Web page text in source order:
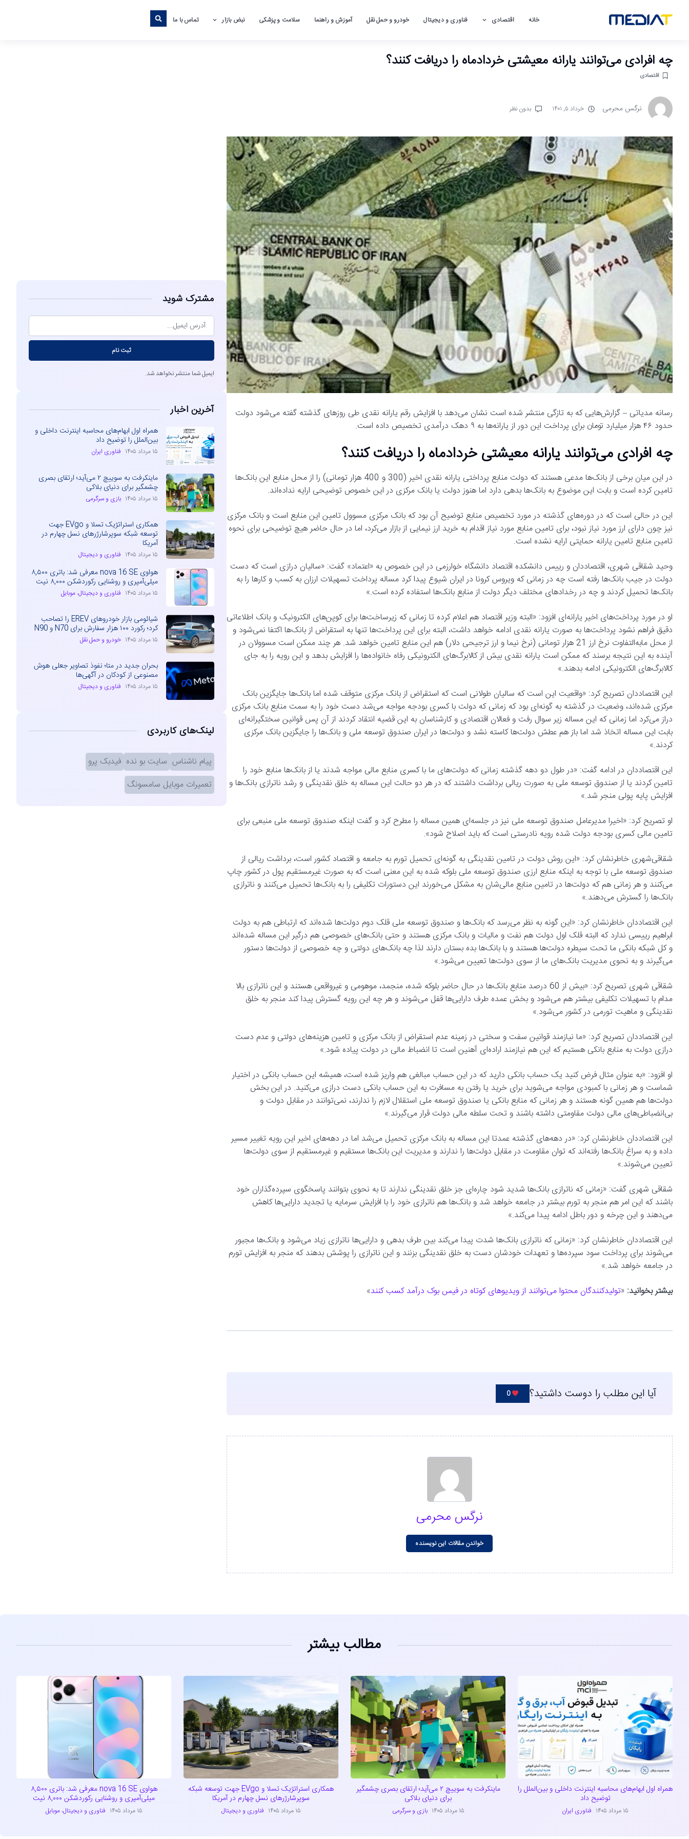
خانه اقتصادی فناوری و دیجیتال خودرو و حمل نقل آموزش و راهنما سلامت و پزشکی نبض بازار تماس با ما
چه افرادی می‌توانند یارانه معیشتی خردادماه را دریافت کنند؟
اقتصادی
نرگس محرمی خرداد ۵, ۱۴۰۱ بدون نظر
رسانه مدیاتی – گزارش‌هایی که به تازگی منتشر شده است نشان می‌دهد با افزایش رقم یارانه نقدی طی روزهای گذشته گفته می‌شود دولت
حدود ۴۶ هزار میلیارد تومان برای پرداخت این دور از یارانه‌ها به ۹ دهک درآمدی تخصیص داده است.
چه افرادی می‌توانند یارانه معیشتی خردادماه را دریافت کنند؟
در این میان برخی از بانک‌ها مدعی هستند که دولت منابع پرداختی یارانه نقدی اخیر (300 و 400 هزار تومانی) را از محل منابع این بانک‌ها
تامین کرده است و بابت این موضوع به بانک‌ها بدهی دارد اما هنوز دولت یا بانک مرکزی در این خصوص توضیحی ارایه نداده‌اند.
این در حالی است که در دوره‌های گذشته در مورد تخصیص منابع توضیح آن بود که بانک مرکزی مسوول تامین این منابع است و بانک مرکزی
نیز چون دارای ارز مورد نیاز نبود، برای تامین منابع مورد نیاز اقدام به خرید ارز نیمایی از بازار می‌کرد، اما در حال حاضر هیچ توضیحی برای نحوه
تامین منابع تامین یارانه حمایتی ارایه نشده است.
وحید شقاقی شهری، اقتصاددان و رییس دانشکده اقتصاد دانشگاه خوارزمی در این خصوص به «اعتماد» گفت: «سالیان درازی است که دست
دولت در جیب بانک‌ها رفته است چه در زمانی که ویروس کرونا در ایران شیوع پیدا کرد مساله پرداخت تسهیلات ارزان به کسب و کارها را به
بانک‌ها تحمیل کردند و چه در رخدادهای مختلف دیگر دولت از منابع بانک‌ها استفاده کرده است.»
او در مورد پرداخت‌های اخیر یارانه‌ای افزود: «البته وزیر اقتصاد هم اعلام کرده تا زمانی که زیرساخت‌ها برای کوپن‌های الکترونیک و بانک اطلاعاتی
دقیق فراهم نشود پرداخت‌ها به صورت یارانه نقدی ادامه خواهد داشت، البته برای این پرداخت‌ها تنها به استقراض از بانک‌ها اکتفا نمی‌شود و
از محل مابه‌التفاوت نرخ ارز 21 هزار تومانی (نرخ نیما و ارز ترجیحی دلار) هم این منابع تامین خواهد شد. هر چند ممکن است مسوولان در
آینده به این نتیجه برسند که ممکن است یارانه نقدی بیش از کالابرگ‌های الکترونیکی رفاه خانواده‌ها را افزایش بدهد و این رویه را به جای
کالابرگ‌های الکترونیکی ادامه بدهند.»
این اقتصاددان تصریح کرد: «واقعیت این است که سالیان طولانی است که استقراض از بانک مرکزی متوقف شده اما بانک‌ها جایگزین بانک
مرکزی شده‌اند، وضعیت در گذشته به گونه‌ای بود که زمانی که دولت با کسری بودجه مواجه می‌شد دست خود را به سمت منابع بانک مرکزی
دراز می‌کرد اما زمانی که این مساله زیر سوال رفت و فعالان اقتصادی و کارشناسان به این قضیه انتقاد کردند از آن پس قوانین سختگیرانه‌ای
بابت این مساله اتخاذ شد اما باز هم عطش دولت‌ها کاسته نشد و دولت‌ها در ایران صندوق توسعه ملی و بانک‌ها را جایگزین بانک مرکزی
کردند.»
این اقتصاددان در ادامه گفت: «در طول دو دهه گذشته زمانی که دولت‌های ما با کسری منابع مالی مواجه شدند یا از بانک‌ها منابع خود را
تامین کردند یا از صندوق توسعه ملی به صورت ریالی برداشت داشتند که در هر دو حالت این مساله به خلق نقدینگی و رشد ناترازی بانک‌ها و
افزایش پایه پولی منجر شد.»
او تصریح کرد: «اخیرا مدیرعامل صندوق توسعه ملی نیز در جلسه‌ای همین مساله را مطرح کرد و گفت اینکه صندوق توسعه ملی منبعی برای
تامین مالی کسری بودجه دولت شده رویه نادرستی است که باید اصلاح شود».
شقاقی‌شهری خاطرنشان کرد: «این روش دولت در تامین نقدینگی به گونه‌ای تحمیل تورم به جامعه و اقتصاد کشور است، برداشت ریالی از
صندوق توسعه ملی با توجه به اینکه منابع ارزی صندوق توسعه ملی بلوکه شده به این معنی است که به صورت غیرمستقیم پول در کشور چاپ
می‌کنند و هر زمانی هم که دولت‌ها در تامین منابع مالی‌شان به مشکل می‌خورند این دستورات تکلیفی را به بانک‌ها تحمیل می‌کنند و ناترازی
بانک‌ها را گسترش می‌دهند.»
این اقتصاددان خاطرنشان کرد: «این گونه به نظر می‌رسد که بانک‌ها و صندوق توسعه ملی قلک دوم دولت‌ها شده‌اند که ارتباطی هم به دولت
ابراهیم رییسی ندارد که البته قلک اول دولت هم نفت و مالیات و بانک مرکزی هستند و حتی بانک‌های خصوصی هم درگیر این مساله شده‌اند
و کل شبکه بانکی ما تحت سیطره دولت‌ها هستند و با بانک‌ها بده بستان دارند لذا چه بانک‌های دولتی و چه خصوصی از دولت‌ها دستور
می‌گیرند و به نحوی مدیریت بانک‌های ما از سوی دولت‌ها تعیین می‌شود.»
شقاقی شهری تصریح کرد: «بیش از 60 درصد منابع بانک‌ها در حال حاضر بلوکه شده، منجمد، موهومی و غیرواقعی هستند و این ناترازی بالا
مدام با تسهیلات تکلیفی بیشتر هم می‌شود و بخش عمده طرف دارایی‌ها قفل می‌شوند و هر چه این رویه گسترش پیدا کند منجر به خلق
نقدینگی و ماهیت تورمی در کشور می‌شود.»
این اقتصاددان تصریح کرد: «ما نیازمند قوانین سفت و سختی در زمینه عدم استقراض از بانک مرکزی و تامین هزینه‌های دولتی و عدم دست
درازی دولت به منابع بانکی هستیم که این هم نیازمند اراده‌ای آهنین است تا انضباط مالی در دولت پیاده شود.»
او افزود: «به عنوان مثال فرض کنید یک حساب بانکی دارید که در این حساب مبالغی هم واریز شده است، همیشه این حساب بانکی در اختیار
شماست و هر زمانی با کمبودی مواجه می‌شوید برای خرید یا رفتن به مسافرت به این حساب بانکی دست درازی می‌کنید. در این بخش
دولت‌ها هم همین گونه هستند و هر زمانی که منابع بانکی یا صندوق توسعه ملی استقلال لازم را ندارند، نمی‌توانند در مقابل دولت و
بی‌انضباطی‌های مالی دولت مقاومتی داشته باشند و تحت سلطه مالی دولت قرار می‌گیرند.»
این اقتصاددان خاطرنشان کرد: «در دهه‌های گذشته عمدتا این مساله به بانک مرکزی تحمیل می‌شد اما در دهه‌های اخیر این رویه تغییر مسیر
داده و به سراغ بانک‌ها رفته‌اند که توان مقاومت در مقابل دولت‌ها را ندارند و مدیریت این بانک‌ها مستقیم و غیرمستقیم از سوی دولت‌ها
تعیین می‌شوند.»
شقاقی شهری گفت: «زمانی که ناترازی بانک‌ها شدید شود چاره‌ای جز خلق نقدینگی ندارند تا به نحوی بتوانند پاسخگوی سپرده‌گذاران خود
باشند که این امر هم منجر به تورم بیشتر در جامعه خواهد شد و بانک‌ها هم ناترازی خود را با افزایش سرمایه یا تجدید دارایی‌ها کاهش
می‌دهند و این چرخه و دور باطل ادامه پیدا می‌کند.»
این اقتصاددان خاطرنشان کرد: «زمانی که ناترازی بانک‌ها شدت پیدا می‌کند بین طرف بدهی و دارایی‌ها ناترازی زیاد می‌شود و بانک‌ها مجبور
می‌شوند برای پرداخت سود سپرده‌ها و تعهدات خودشان دست به خلق نقدینگی بزنند و این ناترازی را پوشش بدهند که منجر به افزایش تورم
در جامعه خواهد شد.»
بیشتر بخوانید: «تولیدکنندگان محتوا می‌توانند از ویدیوهای کوتاه در فیس بوک درآمد کسب کنند»
آیا این مطلب را دوست داشتید؟ 0
نرگس محرمی
خواندن مقالات این نویسنده
مشترک شوید
ثبت نام
ایمیل شما منتشر نخواهد شد.
آخرین اخبار
همراه اول ابهام‌های محاسبه اینترنت داخلی و
بین‌الملل را توضیح داد
۱۵ مرداد ۱۴۰۵ فناوری ایران
ماینکرفت به سوییچ ۲ می‌آید؛ ارتقای بصری
چشمگیر برای دنیای بلاکی
۱۵ مرداد ۱۴۰۵ بازی و سرگرمی
همکاری استراتژیک تسلا و EVgo جهت
توسعه شبکه سوپرشارژرهای نسل چهارم در
آمریکا
۱۵ مرداد ۱۴۰۵ فناوری و دیجیتال
هواوی nova 16 SE معرفی شد: باتری ۸,۵۰۰
میلی‌آمپری و روشنایی رکوردشکن ۸,۰۰۰ نیت
۱۵ مرداد ۱۴۰۵ فناوری و دیجیتال،موبایل
شیائومی بازار خودروهای EREV را تصاحب
کرد؛ رکورد ۱۰۰ هزار سفارش برای N70 و N90
۱۵ مرداد ۱۴۰۵ خودرو و حمل نقل
بحران جدید در متا؛ نفوذ تصاویر جعلی هوش
مصنوعی از کودکان در آگهی‌ها
۱۵ مرداد ۱۴۰۵ فناوری و دیجیتال
لینک‌های کاربردی
پیام ناشناس سایت بو نده فیدبک پرو
تعمیرات موبایل سامسونگ
مطالب بیشتر
همراه اول ابهام‌های محاسبه اینترنت داخلی و بین‌الملل را
توضیح داد
۱۵ مرداد ۱۴۰۵ فناوری ایران
ماینکرفت به سوییچ ۲ می‌آید؛ ارتقای بصری چشمگیر
برای دنیای بلاکی
۱۵ مرداد ۱۴۰۵ بازی و سرگرمی
همکاری استراتژیک تسلا و EVgo جهت توسعه شبکه
سوپرشارژرهای نسل چهارم در آمریکا
۱۵ مرداد ۱۴۰۵ فناوری و دیجیتال
هواوی nova 16 SE معرفی شد: باتری ۸,۵۰۰
میلی‌آمپری و روشنایی رکوردشکن ۸,۰۰۰ نیت
۱۵ مرداد ۱۴۰۵ فناوری و دیجیتال،موبایل